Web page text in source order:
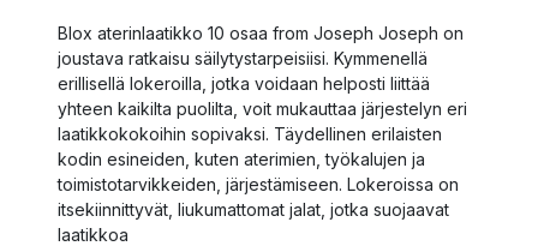
Blox aterinlaatikko 10 osaa from Joseph Joseph on
joustava ratkaisu säilytystarpeisiisi. Kymmenellä
erillisellä lokeroilla, jotka voidaan helposti liittää
yhteen kaikilta puolilta, voit mukauttaa järjestelyn eri
laatikkokokoihin sopivaksi. Täydellinen erilaisten
kodin esineiden, kuten aterimien, työkalujen ja
toimistotarvikkeiden, järjestämiseen. Lokeroissa on
itsekiinnittyvät, liukumattomat jalat, jotka suojaavat
laatikkoa